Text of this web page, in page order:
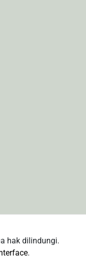
hak dilindungi.
.